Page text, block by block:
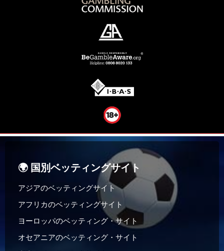
🌍 国別ベッティングサイト
アジアのベッティングサイト
アフリカのベッティングサイト
ヨーロッパのベッティング・サイト
オセアニアのベッティング・サイト